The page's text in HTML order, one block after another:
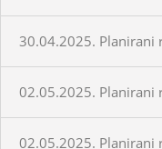
30.04.2025. Planirani
02.05.2025. Planirani
02.05.2025. Planirani